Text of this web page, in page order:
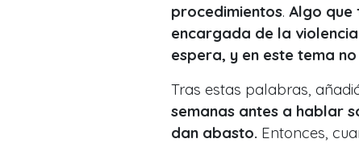
procedimientos. Algo que
encargada de la
espera, y en este tema
Tras estas palabras,
semanas antes a hablar
dan abasto. Entonces,